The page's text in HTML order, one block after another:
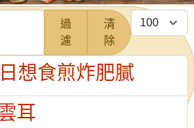
過
濾
清
除
每頁顯示條數
想食煎炸肥膩
耳